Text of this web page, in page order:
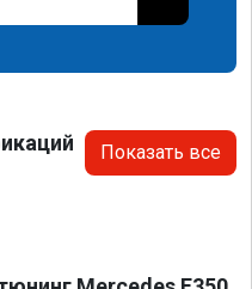
Показать все